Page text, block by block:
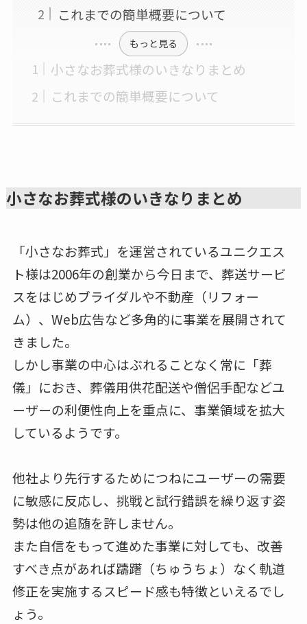
これまでの簡単概要について
もっと見る
小さなお葬式様のいきなりまとめ
これまでの簡単概要について
小さなお葬式様のいきなりまとめ
「小さなお葬式」を運営されているユニクエス
ト様は2006年の創業から今日まで、葬送サービ
スをはじめブライダルや不動産（リフォー
ム）、Web広告など多角的に事業を展開されて
きました。
しかし事業の中心はぶれることなく常に「葬
儀」におき、葬儀用供花配送や僧侶手配などユ
ーザーの利便性向上を重点に、事業領域を拡大
しているようです。
他社より先行するためにつねにユーザーの需要
に敏感に反応し、挑戦と試行錯誤を繰り返す姿
勢は他の追随を許しません。
また自信をもって進めた事業に対しても、改善
すべき点があれば躊躇（ちゅうちょ）なく軌道
修正を実施するスピード感も特徴といえるでし
ょう。